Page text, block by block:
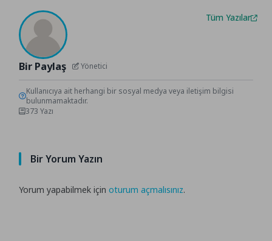
Bir Paylaş Yönetici
Tüm Yazılar
Kullanıcıya ait herhangi bir sosyal medya veya iletişim bilgisi
bulunmamaktadır.
373 Yazı
Bir Yorum Yazın
Yorum yapabilmek içinoturum açmalısınız.